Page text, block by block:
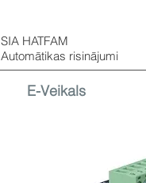
SIA HATFAM
Automātikas risinājumi
E-Veikals